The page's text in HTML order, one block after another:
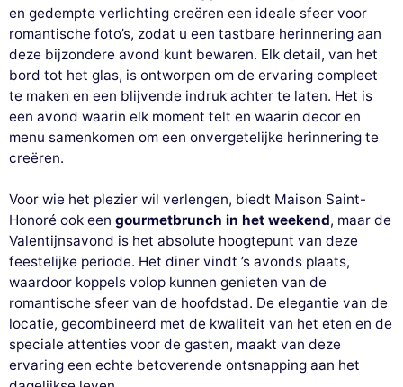
en gedempte verlichting creëren een ideale sfeer voor
romantische foto’s, zodat u een tastbare herinnering aan
deze bijzondere avond kunt bewaren. Elk detail, van het
bord tot het glas, is ontworpen om de ervaring compleet
te maken en een blijvende indruk achter te laten. Het is
een avond waarin elk moment telt en waarin decor en
menu samenkomen om een onvergetelijke herinnering te
creëren.
Voor wie het plezier wil verlengen, biedt Maison Saint-
Honoré ook een gourmetbrunch in het weekend, maar de
Valentijnsavond is het absolute hoogtepunt van deze
feestelijke periode. Het diner vindt ’s avonds plaats,
waardoor koppels volop kunnen genieten van de
romantische sfeer van de hoofdstad. De elegantie van de
locatie, gecombineerd met de kwaliteit van het eten en de
speciale attenties voor de gasten, maakt van deze
ervaring een echte betoverende ontsnapping aan het